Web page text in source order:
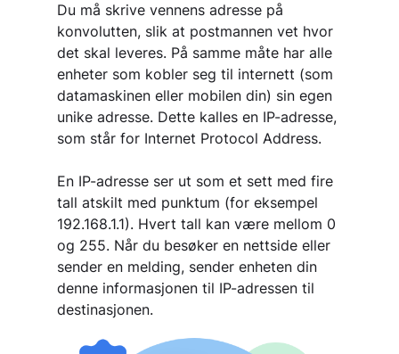
Du må skrive vennens adresse på
konvolutten, slik at postmannen vet hvor
det skal leveres. På samme måte har alle
enheter som kobler seg til internett (som
datamaskinen eller mobilen din) sin egen
unike adresse. Dette kalles en IP-adresse,
som står for Internet Protocol Address.
En IP-adresse ser ut som et sett med fire
tall atskilt med punktum (for eksempel
192.168.1.1). Hvert tall kan være mellom 0
og 255. Når du besøker en nettside eller
sender en melding, sender enheten din
denne informasjonen til IP-adressen til
destinasjonen.